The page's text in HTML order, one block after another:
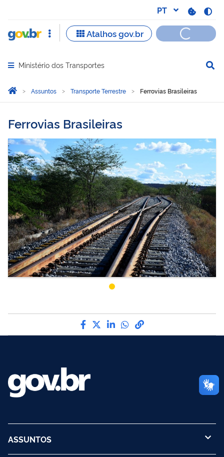
Abrir menu principal de navegação
Ministério dos Transportes
Você está aqui:
Página Inicial
Assuntos Transporte Terrestre Ferrovias Brasileiras
Ferrovias Brasileiras
Compartilhe por Facebook
Compartilhe por Twitter
Compartilhe por
Compartilhe por
link para Copiar
ASSUNTOS